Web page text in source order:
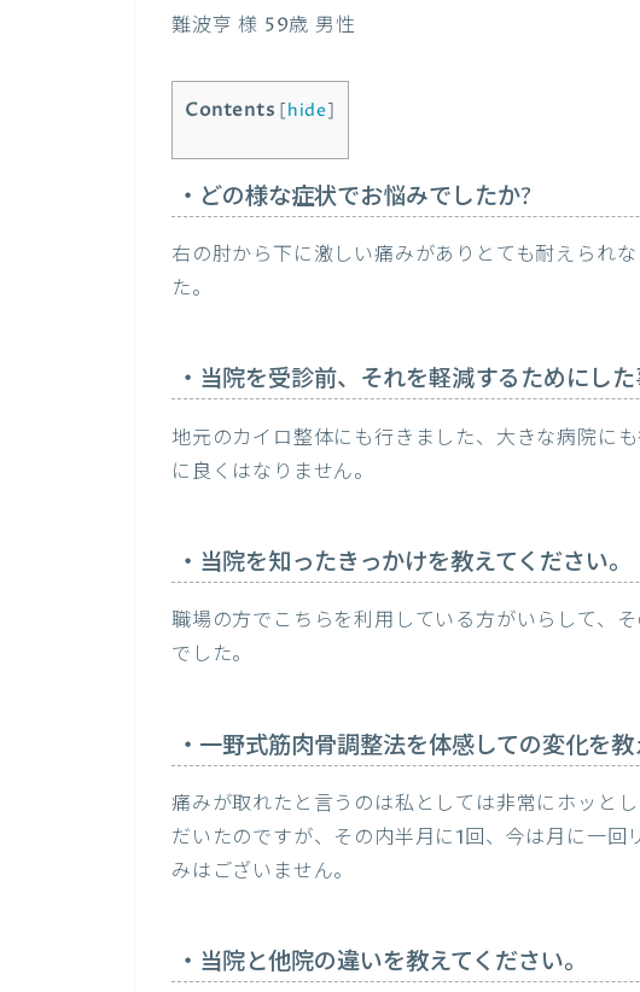
難波亨 様 59歳 男性
Contents [hide]
・どの様な症状でお悩みでしたか?
右の肘から下に激しい痛みがありとても耐えられ
た。
・当院を受診前、それを軽減するためにし
地元のカイロ整体にも行きました、大きな病院に
に良くはなりません。
・当院を知ったきっかけを教えてください。
職場の方でこちらを利用している方がいらして、
でした。
・一野式筋肉骨調整法を体感しての変化を教
痛みが取れたと言うのは私としては非常にホッと
だいたのですが、その内半月に1回、今は月に一
みはございません。
・当院と他院の違いを教えてください。